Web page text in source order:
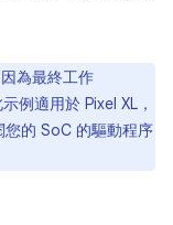
為最終工作
例適用於 Pixel XL，
您的 SoC 的驅動程序